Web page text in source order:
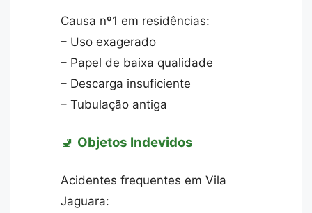
Causa nº1 em residências:
– Uso exagerado
– Papel de baixa qualidade
– Descarga insuficiente
– Tubulação antiga
🚽 Objetos Indevidos
Acidentes frequentes em Vila
Jaguara: